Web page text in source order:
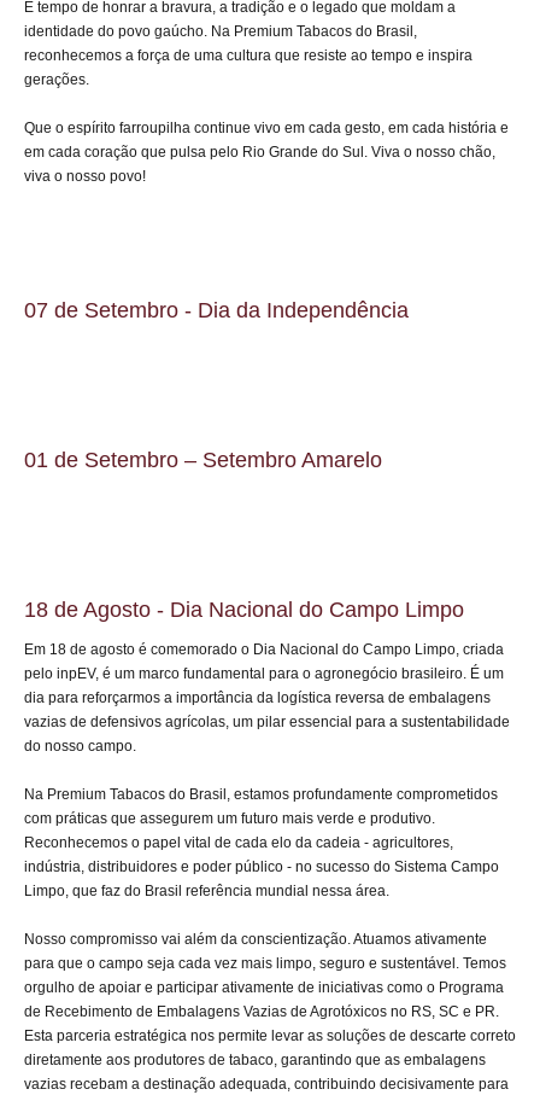
É tempo de honrar a bravura, a tradição e o legado que moldam a
identidade do povo gaúcho. Na Premium Tabacos do Brasil,
reconhecemos a força de uma cultura que resiste ao tempo e inspira
gerações.
Que o espírito farroupilha continue vivo em cada gesto, em cada história e
em cada coração que pulsa pelo Rio Grande do Sul. Viva o nosso chão,
viva o nosso povo!
07 de Setembro - Dia da Independência
01 de Setembro – Setembro Amarelo
18 de Agosto - Dia Nacional do Campo Limpo
Em 18 de agosto é comemorado o Dia Nacional do Campo Limpo, criada
pelo inpEV, é um marco fundamental para o agronegócio brasileiro. É um
dia para reforçarmos a importância da logística reversa de embalagens
vazias de defensivos agrícolas, um pilar essencial para a sustentabilidade
do nosso campo.
Na Premium Tabacos do Brasil, estamos profundamente comprometidos
com práticas que assegurem um futuro mais verde e produtivo.
Reconhecemos o papel vital de cada elo da cadeia - agricultores,
indústria, distribuidores e poder público - no sucesso do Sistema Campo
Limpo, que faz do Brasil referência mundial nessa área.
Nosso compromisso vai além da conscientização. Atuamos ativamente
para que o campo seja cada vez mais limpo, seguro e sustentável. Temos
orgulho de apoiar e participar ativamente de iniciativas como o Programa
de Recebimento de Embalagens Vazias de Agrotóxicos no RS, SC e PR.
Esta parceria estratégica nos permite levar as soluções de descarte correto
diretamente aos produtores de tabaco, garantindo que as embalagens
vazias recebam a destinação adequada, contribuindo decisivamente para